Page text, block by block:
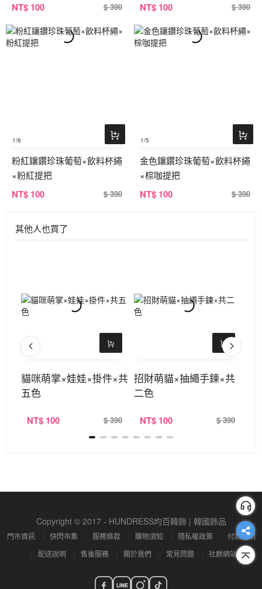
NT$ 100 $ 390 NT$ 100 $ 390
1/6
粉紅鑲鑽珍珠葡萄×飲料杯繩
×粉紅提把
NT$ 100 $ 390
1/5
金色鑲鑽珍珠葡萄×飲料杯繩
×棕咖提把
NT$ 100 $ 390
其他人也買了
貓咪萌掌×娃娃×掛件×共
五色
NT$ 100 $ 390
招財萌貓×抽繩手鍊×共
二色
NT$ 100 $ 390
Copyright © 2017 - HUNDRESS均百韓飾 | 韓國飾品
門市資訊 快閃市集 服務條款 購物須知 隱私權政策
付款說明
配送說明
售後服務 關於我們 常見問題 社群網站